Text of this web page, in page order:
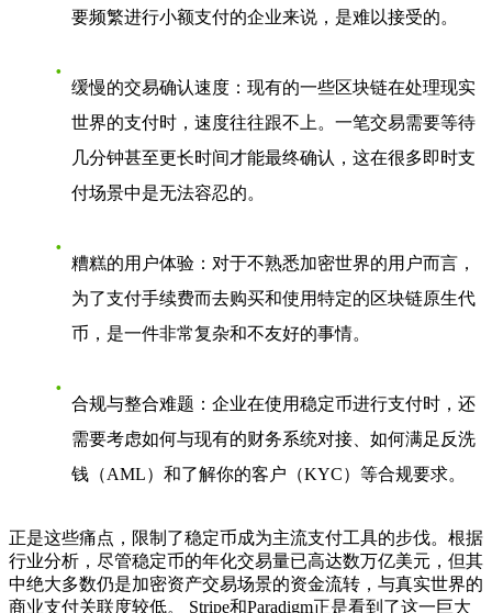
要频繁进行小额支付的企业来说，是难以接受的。
缓慢的交易确认速度 ：现有的一些区块链在处理现实
世界的支付时，速度往往跟不上。一笔交易需要等待
几分钟甚至更长时间才能最终确认，这在很多即时支
付场景中是无法容忍的。
糟糕的用户体验 ：对于不熟悉加密世界的用户而言，
为了支付手续费而去购买和使用特定的区块链原生代
币，是一件非常复杂和不友好的事情。
合规与整合难题 ：企业在使用稳定币进行支付时，还
需要考虑如何与现有的财务系统对接、如何满足反洗
钱（AML）和了解你的客户（KYC）等合规要求。
正是这些痛点，限制了稳定币成为主流支付工具的步伐。根据
行业分析，尽管稳定币的年化交易量已高达数万亿美元，但其
中绝大多数仍是加密资产交易场景的资金流转，与真实世界的
商业支付关联度较低。 Stripe和Paradigm正是看到了这一巨大